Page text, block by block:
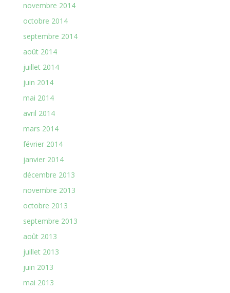
novembre 2014
octobre 2014
septembre 2014
août 2014
juillet 2014
juin 2014
mai 2014
avril 2014
mars 2014
février 2014
janvier 2014
décembre 2013
novembre 2013
octobre 2013
septembre 2013
août 2013
juillet 2013
juin 2013
mai 2013